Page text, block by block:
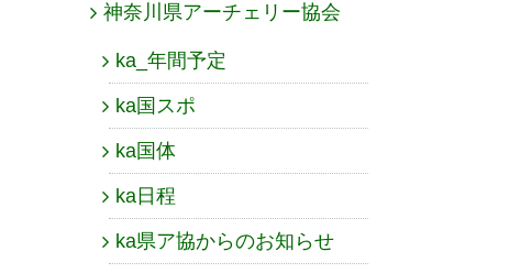
神奈川県アーチェリー協会
ka_年間予定
ka国スポ
ka国体
ka日程
ka県ア協からのお知らせ